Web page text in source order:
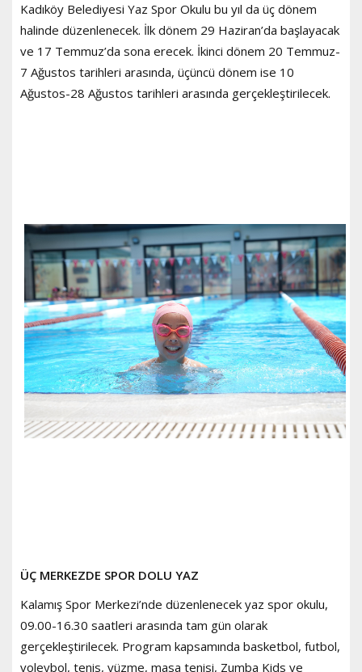
Kadıköy Belediyesi Yaz Spor Okulu bu yıl da üç dönem
halinde düzenlenecek. İlk dönem 29 Haziran’da başlayacak
ve 17 Temmuz’da sona erecek. İkinci dönem 20 Temmuz-
7 Ağustos tarihleri arasında, üçüncü dönem ise 10
Ağustos-28 Ağustos tarihleri arasında gerçekleştirilecek.
ÜÇ MERKEZDE SPOR DOLU YAZ
Kalamış Spor Merkezi’nde düzenlenecek yaz spor okulu,
09.00-16.30 saatleri arasında tam gün olarak
gerçekleştirilecek. Program kapsamında basketbol, futbol,
voleybol, tenis, yüzme, masa tenisi, Zumba Kids ve